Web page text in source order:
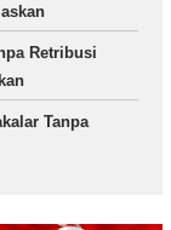
Retribusi
Tanpa